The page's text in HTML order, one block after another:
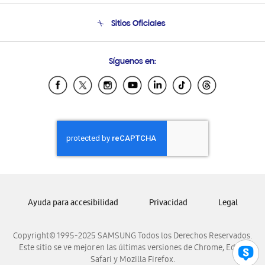
Condiciones de Compra
Soporte vía eMail
Sitios Oficiales
Samsung Ecuador
Samsung El Salvador
Samsung Honduras
Samsung Nicaragua
Samsung Panamá
Samsung Venezuela
Síguenos en:
Copyright© 1995-2025 SAMSUNG Todos los Derechos Reservados.
Este sitio se ve mejor en las últimas versiones de Chrome, Edge,
Safari y Mozilla Firefox.
Ayuda para accesibilidad Privacidad Legal